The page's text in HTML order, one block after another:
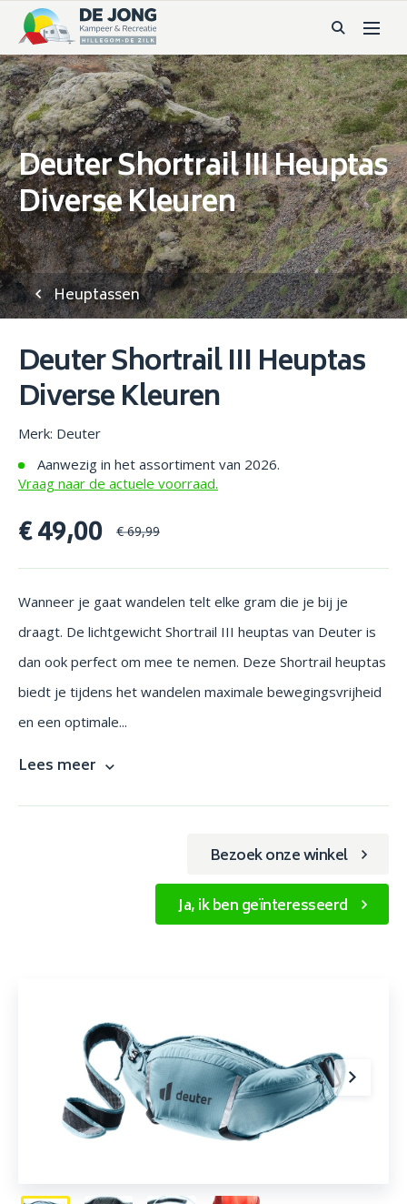
Deuter Shortrail III Heuptas
Diverse Kleuren
Heuptassen
Deuter Shortrail III Heuptas
Diverse Kleuren
Merk: Deuter
Aanwezig in het assortiment van 2026.
Vraag naar de actuele voorraad.
€ 49,00 € 69,99
Wanneer je gaat wandelen telt elke gram die je bij je
draagt. De lichtgewicht Shortrail III heuptas van Deuter is
dan ook perfect om mee te nemen. Deze Shortrail heuptas
biedt je tijdens het wandelen maximale bewegingsvrijheid
en een optimale...
Lees meer
Bezoek onze winkel
Ja, ik ben geïnteresseerd